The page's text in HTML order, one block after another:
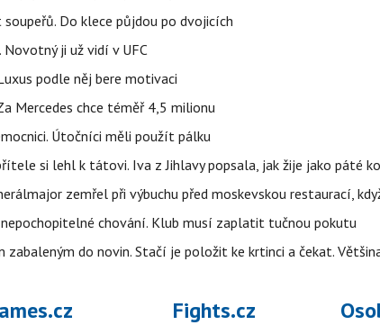
Do klece půjdou po dvojicích
ji už vidí v UFC
podle něj bere motivaci
Mercedes chce téměř 4,5 milionu
Útočníci měli použít pálku
si lehl k tátovi. Iva z Jihlavy popsala, jak žije jako páté
zemřel při výbuchu před moskevskou restaurací,
chování. Klub musí zaplatit tučnou pokutu
zabaleným do novin. Stačí je položit ke krtinci a čekat.
Fights.cz